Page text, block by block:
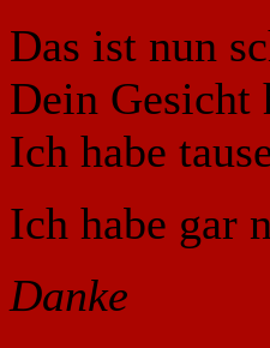
Das ist nun
Dein Gesicht
Ich habe
Ich habe gar
Danke